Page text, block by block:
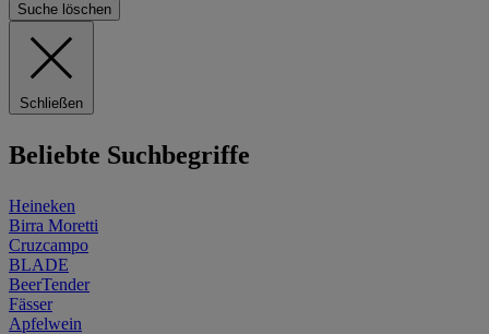
Suche löschen
Schließen
Beliebte Suchbegriffe
Heineken
Birra Moretti
Cruzcampo
BLADE
BeerTender
Fässer
Apfelwein